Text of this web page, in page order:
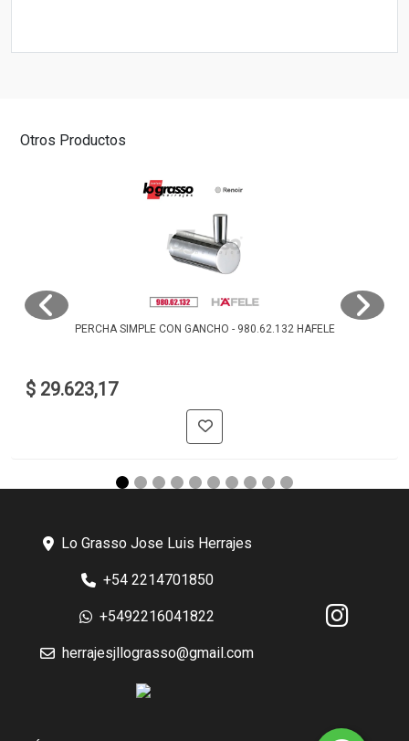
Otros Productos
PERCHA SIMPLE CON GANCHO - 980.62.132 HAFELE
$ 29.623,17
Lo Grasso Jose Luis Herrajes
+54 2214701850
+5492216041822
herrajesjllograsso@gmail.com